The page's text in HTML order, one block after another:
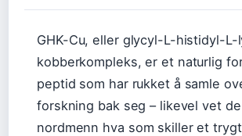
GHK-Cu, eller glycyl-L-histidyl-
kobberkompleks, er et naturlig
peptid som har rukket å samle
forskning bak seg – likevel vet
nordmenn hva som skiller et trygt